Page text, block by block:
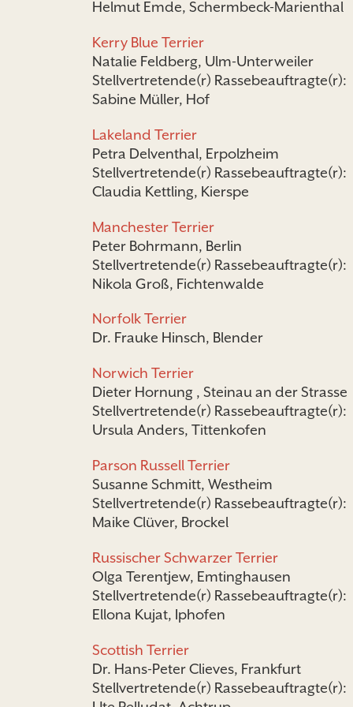
Helmut Emde, Schermbeck-Marienthal
Kerry Blue Terrier
Natalie Feldberg, Ulm-Unterweiler
Stellvertretende(r) Rassebeauftragte(r):
Sabine Müller, Hof
Lakeland Terrier
Petra Delventhal, Erpolzheim
Stellvertretende(r) Rassebeauftragte(r):
Claudia Kettling, Kierspe
Manchester Terrier
Peter Bohrmann, Berlin
Stellvertretende(r) Rassebeauftragte(r):
Nikola Groß, Fichtenwalde
Norfolk Terrier
Dr. Frauke Hinsch, Blender
Norwich Terrier
Dieter Hornung , Steinau an der Strasse
Stellvertretende(r) Rassebeauftragte(r):
Ursula Anders, Tittenkofen
Parson Russell Terrier
Susanne Schmitt, Westheim
Stellvertretende(r) Rassebeauftragte(r):
Maike Clüver, Brockel
Russischer Schwarzer Terrier
Olga Terentjew, Emtinghausen
Stellvertretende(r) Rassebeauftragte(r):
Ellona Kujat, Iphofen
Scottish Terrier
Dr. Hans-Peter Clieves, Frankfurt
Stellvertretende(r) Rassebeauftragte(r):